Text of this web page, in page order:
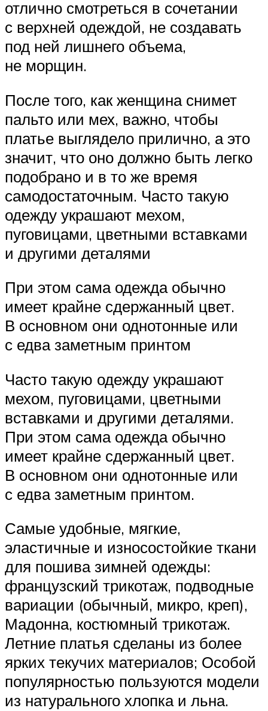
отлично смотреться в сочетании
с верхней одеждой, не создавать
под ней лишнего объема,
не морщин.
После того, как женщина снимет
пальто или мех, важно, чтобы
платье выглядело прилично, а это
значит, что оно должно быть легко
подобрано и в то же время
самодостаточным. Часто такую ​​
одежду украшают мехом,
пуговицами, цветными вставками
и другими деталями
При этом сама одежда обычно
имеет крайне сдержанный цвет.
В основном они однотонные или
с едва заметным принтом
Часто такую ​​одежду украшают
мехом, пуговицами, цветными
вставками и другими деталями.
При этом сама одежда обычно
имеет крайне сдержанный цвет.
В основном они однотонные или
с едва заметным принтом.
Самые удобные, мягкие,
эластичные и износостойкие ткани
для пошива зимней одежды:
французский трикотаж, подводные
вариации (обычный, микро, креп),
Мадонна, костюмный трикотаж.
Летние платья сделаны из более
ярких текучих материалов; Особой
популярностью пользуются модели
из натурального хлопка и льна.